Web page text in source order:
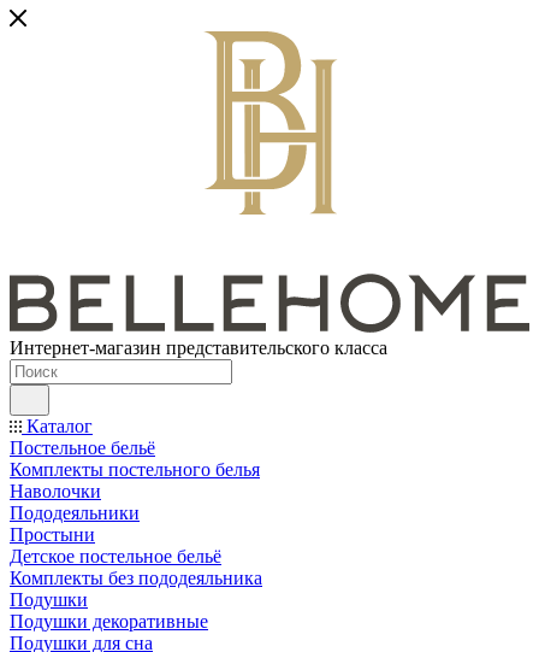
Интернет-магазин представительского класса
Каталог
Постельное бельё
Комплекты постельного белья
Наволочки
Пододеяльники
Простыни
Детское постельное бельё
Комплекты без пододеяльника
Подушки
Подушки декоративные
Подушки для сна